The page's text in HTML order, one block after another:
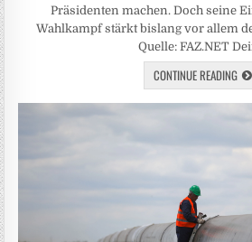
Präsidenten machen. Doch seine
Wahlkampf stärkt bislang vor allem
Quelle: FAZ.NET
CONTINUE READING